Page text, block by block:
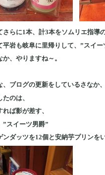
さらに1本、計3本をソムリエ指導の
平岩も岐阜に里帰りして、”スイ
か、やりますね～。
、ブログの更新をしているさなか、
のは、
れば影が差す、
”スイーツ男爵”
ンダッツを12個と安納芋プリンを